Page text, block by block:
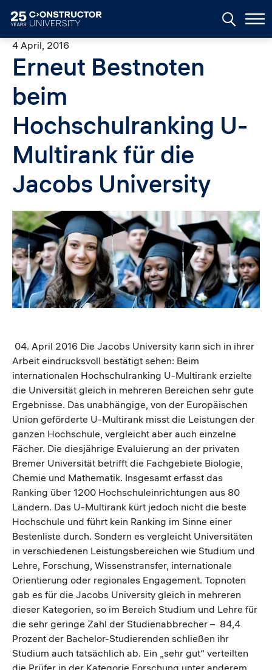
4 April, 2016
Erneut Bestnoten
beim
Hochschulranking U-
Multirank für die
Jacobs University
Image
04. April 2016 Die Jacobs University kann sich in ihrer
Arbeit eindrucksvoll bestätigt sehen: Beim
internationalen Hochschulranking U-Multirank erzielte
die Universität gleich in mehreren Bereichen sehr gute
Ergebnisse. Das unabhängige, von der Europäischen
Union geförderte U-Multirank misst die Leistungen der
ganzen Hochschule, vergleicht aber auch einzelne
Fächer. Die diesjährige Evaluierung an der privaten
Bremer Universität betrifft die Fachgebiete Biologie,
Chemie und Mathematik. Insgesamt erfasst das
Ranking über 1200 Hochschuleinrichtungen aus 80
Ländern. Das U-Multirank kürt jedoch nicht die beste
Hochschule und führt kein Ranking im Sinne einer
Bestenliste durch. Sondern es vergleicht Universitäten
in verschiedenen Leistungsbereichen wie Studium und
Lehre, Forschung, Wissenstransfer, internationale
Orientierung oder regionales Engagement. Topnoten
gab es für die Jacobs University gleich in mehreren
dieser Kategorien, so im Bereich Studium und Lehre für
die sehr geringe Zahl der Studienabbrecher – 84,4
Prozent der Bachelor-Studierenden schließen ihr
Studium auch tatsächlich ab. Ein „sehr gut“ verteilten
die Prüfer in der Kategorie Forschung unter anderem